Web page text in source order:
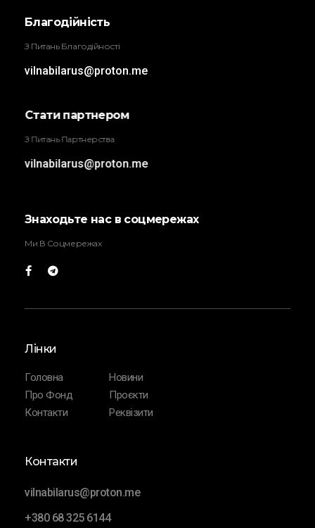
Трыбунал
ВІЛЬНА БІЛОРУСЬ
Благодійність
З Питань Благодійності
vilnabilarus@proton.me
Стати партнером
З Питань Партнерства
vilnabilarus@proton.me
Знаходьте нас в соцмережах
Ми В Соцмережах
Лінки
Головна
Про Фонд
Контакти
Новини
Проєкти
Реквізити
Контакти
vilnabilarus@proton.me
+380 68 325 6144